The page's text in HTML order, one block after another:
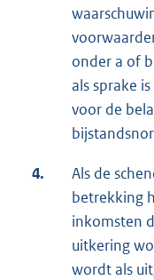
onder a of
als sprake
voor de
4.
Als de
betrekking
inkomsten
uitkering
wordt als